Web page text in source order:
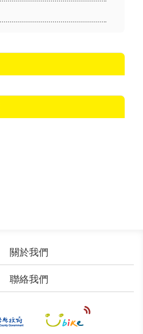
關於我們
加入我們
聯絡我們
廣告刊登